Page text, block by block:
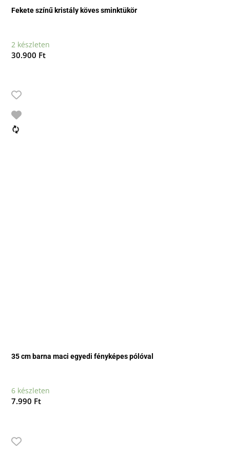
Fekete színű kristály köves sminktükör
2 készleten
30.900 Ft
35 cm barna maci egyedi fényképes pólóval
6 készleten
7.990 Ft